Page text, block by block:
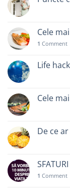
Cele
1 Comment
Life
Cele
De ce
1 Comment